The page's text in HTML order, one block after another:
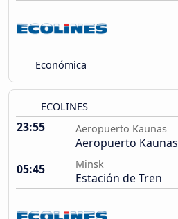
Económica
ECOLINES
23:55 Aeropuerto Kaunas
Aeropuerto Kaunas
05:45
Minsk
Estación de Tren